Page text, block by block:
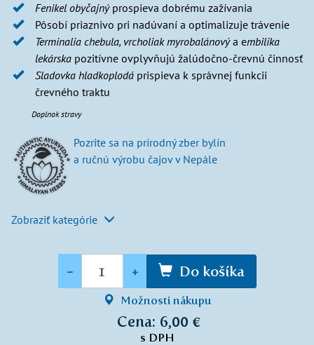
Fenikel obyčajný prospieva dobrému zažívania
Pôsobí priaznivo pri nadúvaní a optimalizuje trávenie
Terminalia chebula, vrcholiak myrobalánovýa embilika
lekárska pozitívne ovplyvňujú žalúdočno-črevnú činnosť
Sladovka hladkoplodá prispieva k správnej funkcii
črevného traktu
Doplnok stravy
Pozrite sa na prírodný zber bylín
a ručnú výrobu čajov v Nepále
Zobraziť kategórie
- + Do košíka
Možnosti nákupu
Cena: 6,00 €
s DPH